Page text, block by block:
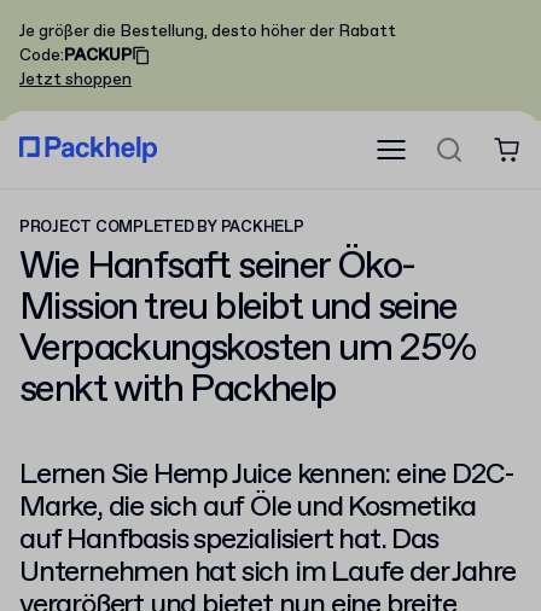
Je größer die Bestellung, desto höher der Rabatt
Code:PACKUP
Jetzt shoppen
PROJECT COMPLETED BY PACKHELP
Wie Hanfsaft seiner Öko-
Mission treu bleibt und seine
Verpackungskosten um 25%
senkt with Packhelp
Lernen Sie Hemp Juice kennen: eine D2C-
Marke, die sich auf Öle und Kosmetika
auf Hanfbasis spezialisiert hat. Das
Unternehmen hat sich im Laufe der Jahre